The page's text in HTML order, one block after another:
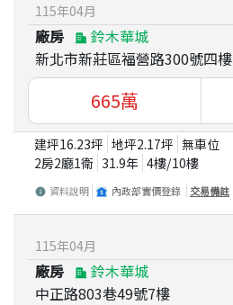
115年04月
廠房
鈴木華城
新北市新莊區福營路300號四樓
665萬
建坪16.23坪 地坪2.17坪 無車位
2房2廳1衛 31.9年 4樓/10樓
資料說明 內政部實價登錄 交易備註
115年04月
廠房
鈴木華城
中正路803巷49號7樓